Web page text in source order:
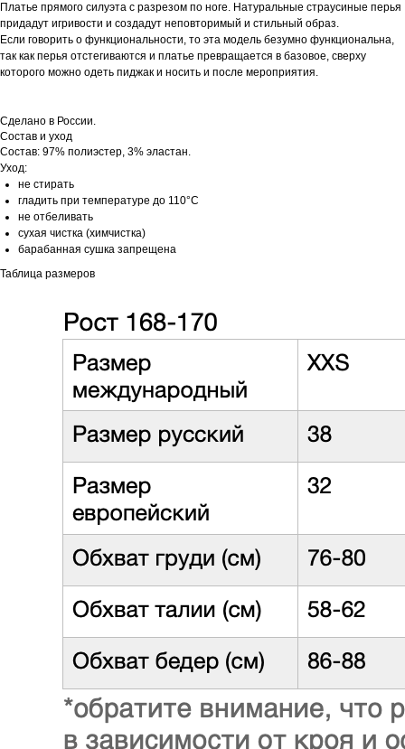
Платье прямого силуэта с разрезом по ноге. Натуральные страусиные перья
придадут игривости и создадут неповторимый и стильный образ.
Если говорить о функциональности, то эта модель безумно функциональна,
так как перья отстегиваются и платье превращается в базовое, сверху
которого можно одеть пиджак и носить и после мероприятия.
Сделано в России.
Состав и уход
Состав: 97% полиэстер, 3% эластан.
Уход:
не стирать
гладить при температуре до 110°C
не отбеливать
сухая чистка (химчистка)
барабанная сушка запрещена
Таблица размеров